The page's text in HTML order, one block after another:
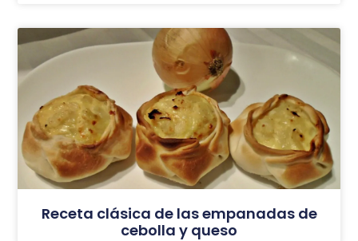
Receta clásica de las empanadas de
cebolla y queso